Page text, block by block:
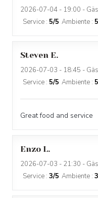
2026-07-04 - 19:00 -
Service : 5/5 Ambiente : 5
Steven E
2026-07-03 - 18:45 -
Service : 5/5 Ambiente : 5
Great food and service
Enzo L
2026-07-03 - 21:30 -
Service : 3/5 Ambiente : 3